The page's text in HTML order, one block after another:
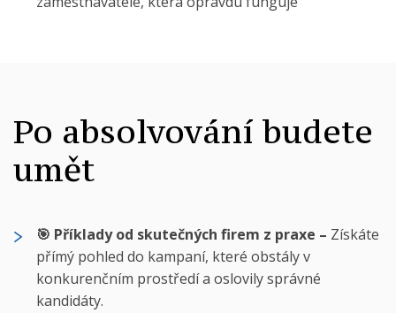
Po absolvování budete
umět
🎯 Příklady od skutečných firem z praxe – Získáte
přímý pohled do kampaní, které obstály v
konkurenčním prostředí a oslovily správné
kandidáty.